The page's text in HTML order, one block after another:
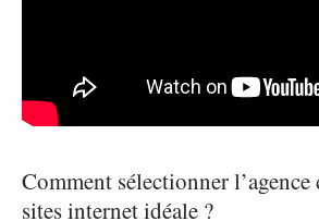
Comment sélectionner
sites internet idéale ?